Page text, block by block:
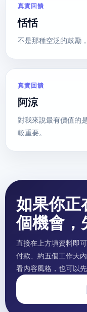
真實回饋
恬恬
不是那種空泛的鼓勵
真實回饋
阿涼
對我來說最有價值的
較重要。
如果你正
個機會，
直接在上方填資料即
付款、約五個工作天
看內容風格，也可以先